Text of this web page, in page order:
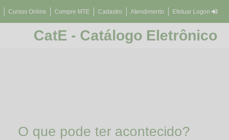
Cursos Online Compre MTE Cadastro Atendimento Efetuar Logon
CatE - Catálogo Eletrônico
O que pode ter acontecido?